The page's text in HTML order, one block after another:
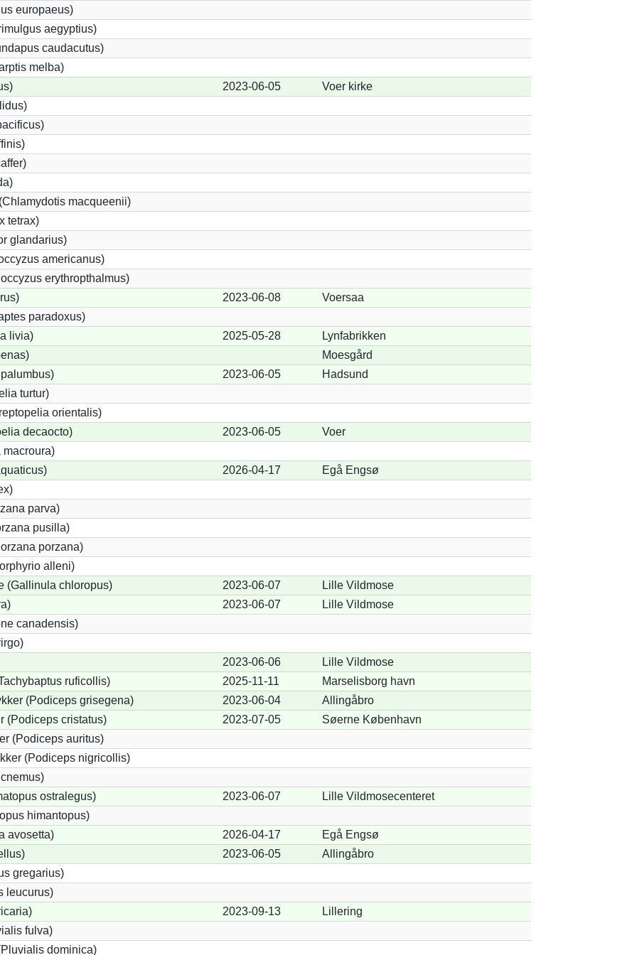
europaeus)
aegyptius)
caudacutus)
melba)
2023-06-05
Voer kirke
macqueenii)
tetrax)
glandarius)
americanus)
erythropthalmus)
2023-06-08
Voersaa
paradoxus)
livia)
2025-05-28
Lynfabrikken
Moesgård
2023-06-05
Hadsund
turtur)
orientalis)
decaocto)
2023-06-05
Voer
2026-04-17
Egå Engsø
parva)
pusilla)
porzana)
alleni)
(Gallinula chloropus)
2023-06-07
Lille Vildmose
2023-06-07
Lille Vildmose
canadensis)
2023-06-06
Lille Vildmose
ruficollis)
2025-11-11
Marselisborg havn
(Podiceps grisegena)
2023-06-04
Allingåbro
(Podiceps cristatus)
2023-07-05
Søerne København
(Podiceps auritus)
(Podiceps nigricollis)
ostralegus)
2023-06-07
Lille Vildmosecenteret
himantopus)
avosetta)
2026-04-17
Egå Engsø
2023-06-05
Allingåbro
gregarius)
leucurus)
2023-09-13
Lillering
fulva)
dominica)